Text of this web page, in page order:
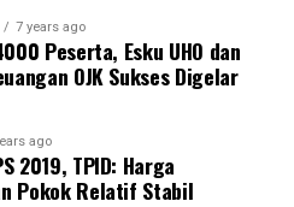
sektor perikanan
melakukan usaha
menggunakan
batasan luasan lahan
7 years ago
Peserta, Esku UHO dan
OJK Sukses Digelar
ago
2019, TPID: Harga
Pokok Relatif Stabil